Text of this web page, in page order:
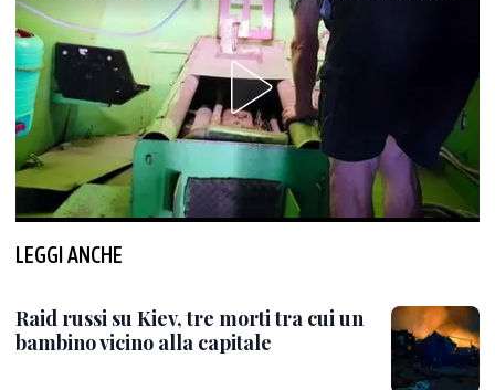
LEGGI ANCHE
Raid russi su Kiev, tre morti tra cui un
bambino vicino alla capitale